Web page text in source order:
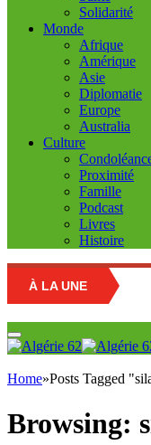
Solidarité
Monde
Afrique
Amérique
Asie
Diplomatie
Europe
Australia
Culture
Proximité
Famille
Podcast
Livres
Histoire
À LA UNE
Home»Posts Tagged
Browsing: